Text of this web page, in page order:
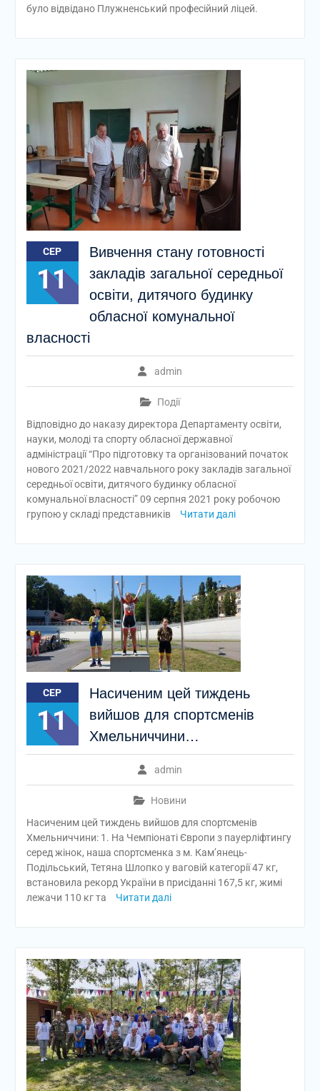
було відвідано Плужненський професійний ліцей.
СЕР
11
Вивчення стану готовності
закладів загальної середньої
освіти, дитячого будинку
обласної комунальної
власності
admin
Події
Відповідно до наказу директора Департаменту освіти,
науки, молоді та спорту обласної державної
адміністрації “Про підготовку та організований початок
нового 2021/2022 навчального року закладів загальної
середньої освіти, дитячого будинку обласної
комунальної власності” 09 серпня 2021 року робочою
групою у складі представників
Читати далі
СЕР
11
Насиченим цей тиждень
вийшов для спортсменів
Хмельниччини…
admin
Новини
Насиченим цей тиждень вийшов для спортсменів
Хмельниччини: 1. На Чемпіонаті Європи з пауерліфтингу
серед жінок, наша спортсменка з м. Кам’янець-
Подільський, Тетяна Шлопко у ваговій категорії 47 кг,
встановила рекорд України в присіданні 167,5 кг, жимі
лежачи 110 кг та
Читати далі